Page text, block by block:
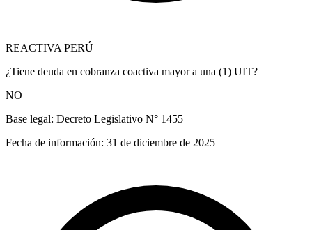
REACTIVA PERÚ
¿Tiene deuda en cobranza coactiva mayor a una (1) UIT?
NO
Base legal: Decreto Legislativo N° 1455
Fecha de información: 31 de diciembre de 2025